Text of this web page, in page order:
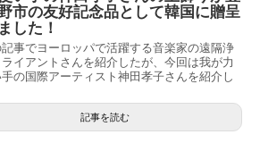
市の友好記念品として韓国に贈呈
した！
事でヨーロッパで活躍する音楽家の遠隔浄
イアントさんを紹介したが、今回は我が力
の国際アーティスト神田孝子さんを紹介し
記事を読む